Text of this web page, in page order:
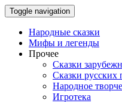
Toggle navigation
Народные сказки
Мифы и легенды
Прочее
Сказки
Сказки русских
Народное
Игротека